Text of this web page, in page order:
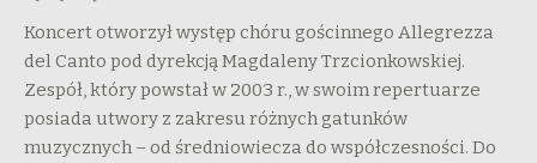
Koncert otworzył występ chóru gościnnego Allegrezza
del Canto pod dyrekcją Magdaleny Trzcionkowskiej.
Zespół, który powstał w 2003 r., w swoim repertuarze
posiada utwory z zakresu różnych gatunków
muzycznych – od średniowiecza do współczesności. Do